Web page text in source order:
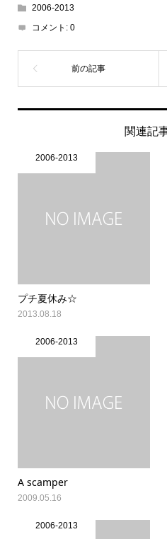
2006-2013
コメント: 0
関連記
2006-2013
プチ夏休み☆
2013.08.18
2006-2013
A scamper
2009.05.16
2006-2013